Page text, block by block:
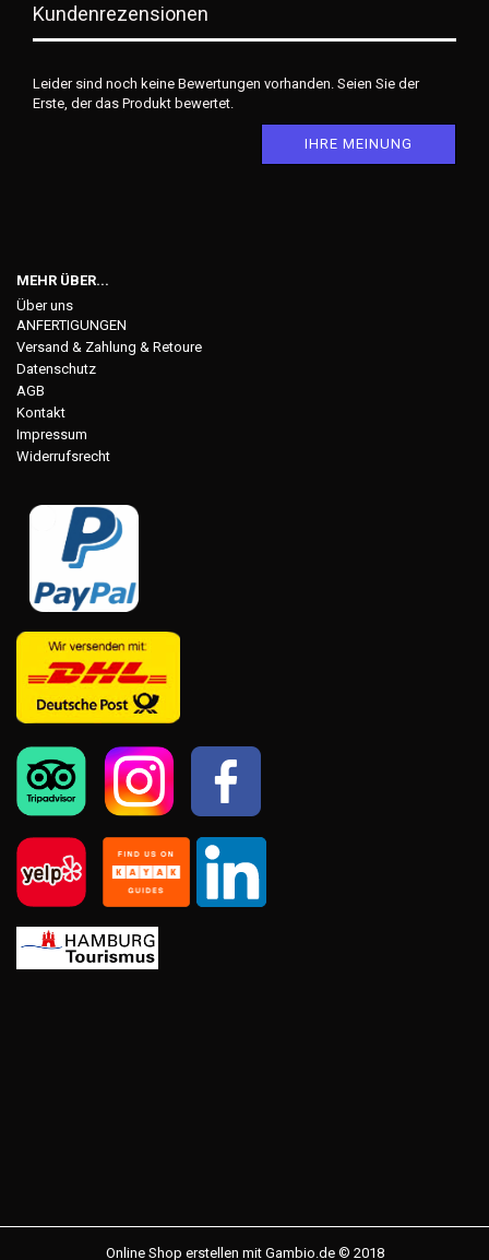
Kundenrezensionen
Leider sind noch keine Bewertungen vorhanden. Seien Sie der
Erste, der das Produkt bewertet.
IHRE MEINUNG
MEHR ÜBER...
Über uns
ANFERTIGUNGEN
Versand & Zahlung & Retoure
Datenschutz
AGB
Kontakt
Impressum
Widerrufsrecht
Online Shop erstellen mit Gambio.de © 2018